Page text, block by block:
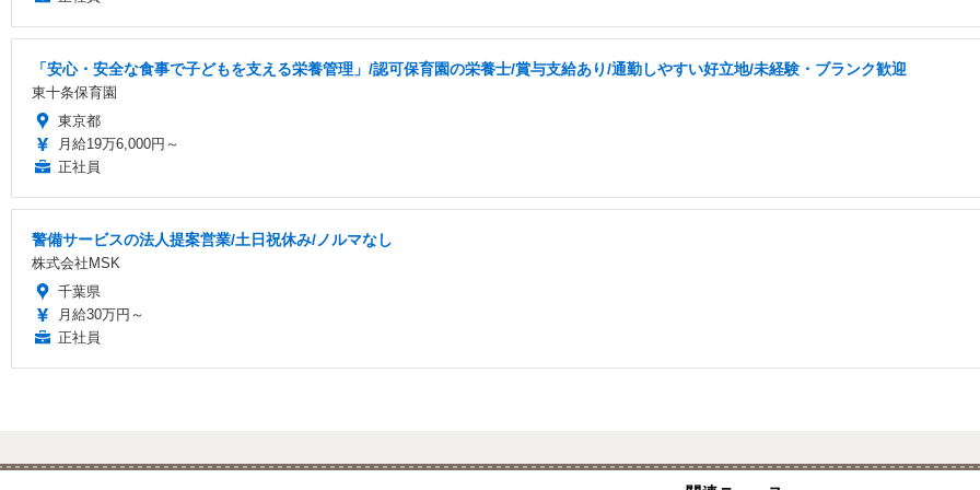
「安心・安全な食事で子どもを支える栄養管理」/認可保育園の栄養士/賞与支給あり/通勤しやすい好立地/未経験・ブランク歓迎
東十条保育園
東京都
月給19万6,000円～
正社員
警備サービスの法人提案営業/土日祝休み/ノルマなし
株式会社MSK
千葉県
月給30万円～
正社員